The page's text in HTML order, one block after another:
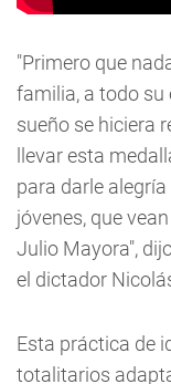
"Primero que
familia, a todo su
sueño se hiciera
llevar esta
para darle
jóvenes, que
Julio Mayora",
el dictador
Esta práctica de
totalitarios